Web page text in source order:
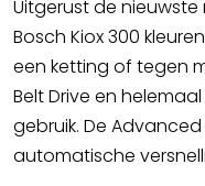
Uitgerust de
Bosch Kiox 300
een ketting of tegen
Belt Drive en
gebruik. De
automatische